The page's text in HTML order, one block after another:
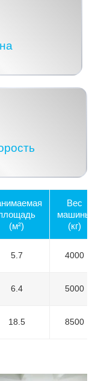
(м²)
Вес
машины
(кг)
5.7 4000
6.4 5000
18.5 8500